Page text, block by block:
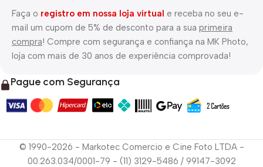
Faça o registro em nossa loja virtual e receba no seu e-
mail um cupom de 5% de desconto para a sua primeira
compra! Compre com segurança e confiança na MK Photo,
loja com mais de 30 anos de experiência comprovada!
Pague com Segurança
© 1990-2026 - Markotec Comercio e Cine Foto LTDA -
00.263.034/0001-79 - (11) 3129-5486 / 99147-3092